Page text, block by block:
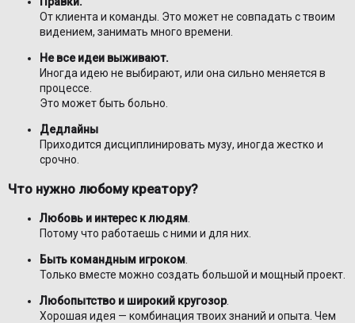
От клиента и команды. Это может не совпадать с твоим
видением, занимать много времени.
Не все идеи выживают.
Иногда идею не выбирают, или она сильно меняется в
процессе.
Это может быть больно.
Дедлайны
Приходится дисциплинировать музу, иногда жестко и
срочно.
Что нужно любому креатору?
Любовь и интерес к людям
Потому что работаешь с ними и для них.
Быть командным игроком
Только вместе можно создать большой и мощный проект.
Любопытство и широкий кругозор.
Хорошая идея — комбинация твоих знаний и опыта. Чем